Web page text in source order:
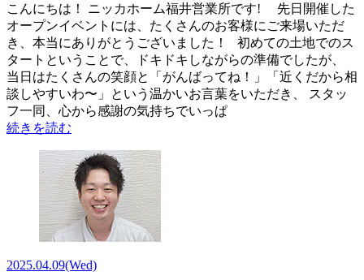
こんにちは！ ニッカホーム福井営業所です! 先日開催した
オープンイベントには、たくさんのお客様にご来場いただ
き、本当にありがとうございました！ 初めての土地でのス
タートということで、ドキドキしながらの準備でしたが、
当日はたくさんの笑顔と「がんばってね！」「近くだから相
談しやすいわ〜」という温かいお言葉をいただき、 スタッ
フ一同、心から感謝の気持ちでいっぱ
続きを読む
2025.04.09(Wed)